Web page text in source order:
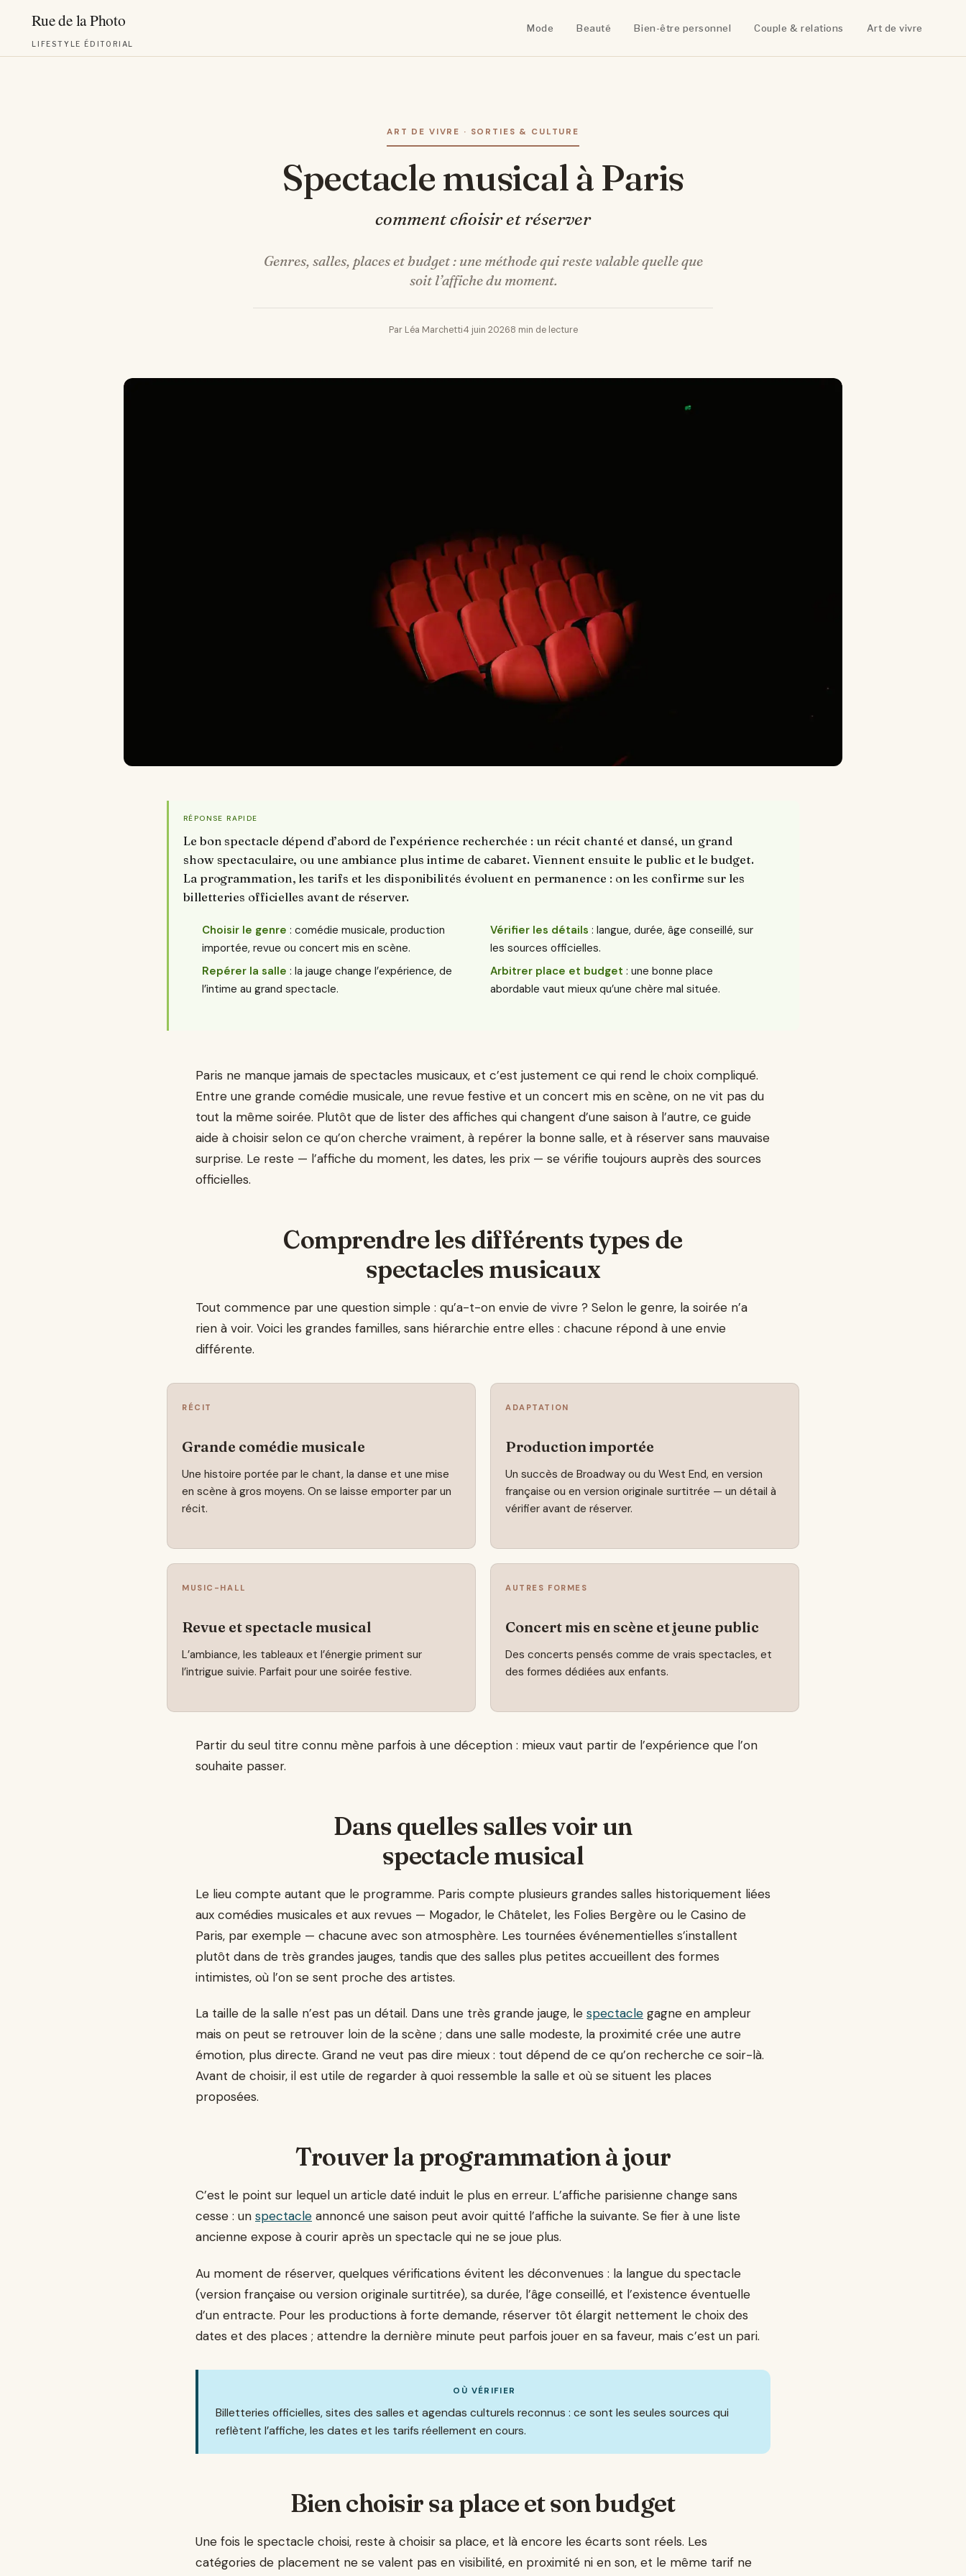
LIFESTYLE ÉDITORIAL
Mode Beauté Bien-être personnel Couple & relations Art de vivre
ART DE VIVRE · SORTIES & CULTURE
Spectacle musical à Paris
comment choisir et réserver
Genres, salles, places et budget : une méthode qui reste valable quelle que
soit l’affiche du moment.
Par Léa Marchetti4 juin 20268 min de lecture
RÉPONSE RAPIDE
Le bon spectacle dépend d’abord de l’expérience recherchée : un récit chanté et dansé, un grand
show spectaculaire, ou une ambiance plus intime de cabaret. Viennent ensuite le public et le budget.
La programmation, les tarifs et les disponibilités évoluent en permanence : on les confirme sur les
billetteries officielles avant de réserver.
Choisir le genre : comédie musicale, production
importée, revue ou concert mis en scène.
Repérer la salle : la jauge change l’expérience, de
l’intime au grand spectacle.
Vérifier les détails : langue, durée, âge conseillé, sur
les sources officielles.
Arbitrer place et budget : une bonne place
abordable vaut mieux qu’une chère mal située.
Paris ne manque jamais de spectacles musicaux, et c’est justement ce qui rend le choix compliqué.
Entre une grande comédie musicale, une revue festive et un concert mis en scène, on ne vit pas du
tout la même soirée. Plutôt que de lister des affiches qui changent d’une saison à l’autre, ce guide
aide à choisir selon ce qu’on cherche vraiment, à repérer la bonne salle, et à réserver sans mauvaise
surprise. Le reste — l’affiche du moment, les dates, les prix — se vérifie toujours auprès des sources
officielles.
Comprendre les différents types de
spectacles musicaux
Tout commence par une question simple : qu’a-t-on envie de vivre ? Selon le genre, la soirée n’a
rien à voir. Voici les grandes familles, sans hiérarchie entre elles : chacune répond à une envie
différente.
RÉCIT
Grande comédie musicale
Une histoire portée par le chant, la danse et une mise
en scène à gros moyens. On se laisse emporter par un
récit.
ADAPTATION
Production importée
Un succès de Broadway ou du West End, en version
française ou en version originale surtitrée — un détail à
vérifier avant de réserver.
MUSIC-HALL
Revue et spectacle musical
L’ambiance, les tableaux et l’énergie priment sur
l’intrigue suivie. Parfait pour une soirée festive.
AUTRES FORMES
Concert mis en scène et jeune public
Des concerts pensés comme de vrais spectacles, et
des formes dédiées aux enfants.
Partir du seul titre connu mène parfois à une déception : mieux vaut partir de l’expérience que l’on
souhaite passer.
Dans quelles salles voir un
spectacle musical
Le lieu compte autant que le programme. Paris compte plusieurs grandes salles historiquement liées
aux comédies musicales et aux revues — Mogador, le Châtelet, les Folies Bergère ou le Casino de
Paris, par exemple — chacune avec son atmosphère. Les tournées événementielles s’installent
plutôt dans de très grandes jauges, tandis que des salles plus petites accueillent des formes
intimistes, où l’on se sent proche des artistes.
La taille de la salle n’est pas un détail. Dans une très grande jauge, le spectacle gagne en ampleur
mais on peut se retrouver loin de la scène ; dans une salle modeste, la proximité crée une autre
émotion, plus directe. Grand ne veut pas dire mieux : tout dépend de ce qu’on recherche ce soir-là.
Avant de choisir, il est utile de regarder à quoi ressemble la salle et où se situent les places
proposées.
Trouver la programmation à jour
C’est le point sur lequel un article daté induit le plus en erreur. L’affiche parisienne change sans
cesse : un spectacle annoncé une saison peut avoir quitté l’affiche la suivante. Se fier à une liste
ancienne expose à courir après un spectacle qui ne se joue plus.
Au moment de réserver, quelques vérifications évitent les déconvenues : la langue du spectacle
(version française ou version originale surtitrée), sa durée, l’âge conseillé, et l’existence éventuelle
d’un entracte. Pour les productions à forte demande, réserver tôt élargit nettement le choix des
dates et des places ; attendre la dernière minute peut parfois jouer en sa faveur, mais c’est un pari.
OÙ VÉRIFIER
Billetteries officielles, sites des salles et agendas culturels reconnus : ce sont les seules sources qui
reflètent l’affiche, les dates et les tarifs réellement en cours.
Bien choisir sa place et son budget
Une fois le spectacle choisi, reste à choisir sa place, et là encore les écarts sont réels. Les
catégories de placement ne se valent pas en visibilité, en proximité ni en son, et le même tarif ne